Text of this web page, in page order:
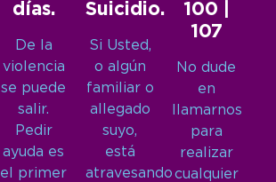
días.
De la
violencia
se puede
salir.
Pedir
ayuda es
el primer
Suicidio.
Si Usted,
o algún
familiar o
allegado
suyo,
está
atravesando
100 |
107
No dude
en
llamarnos
para
realizar
cualquier